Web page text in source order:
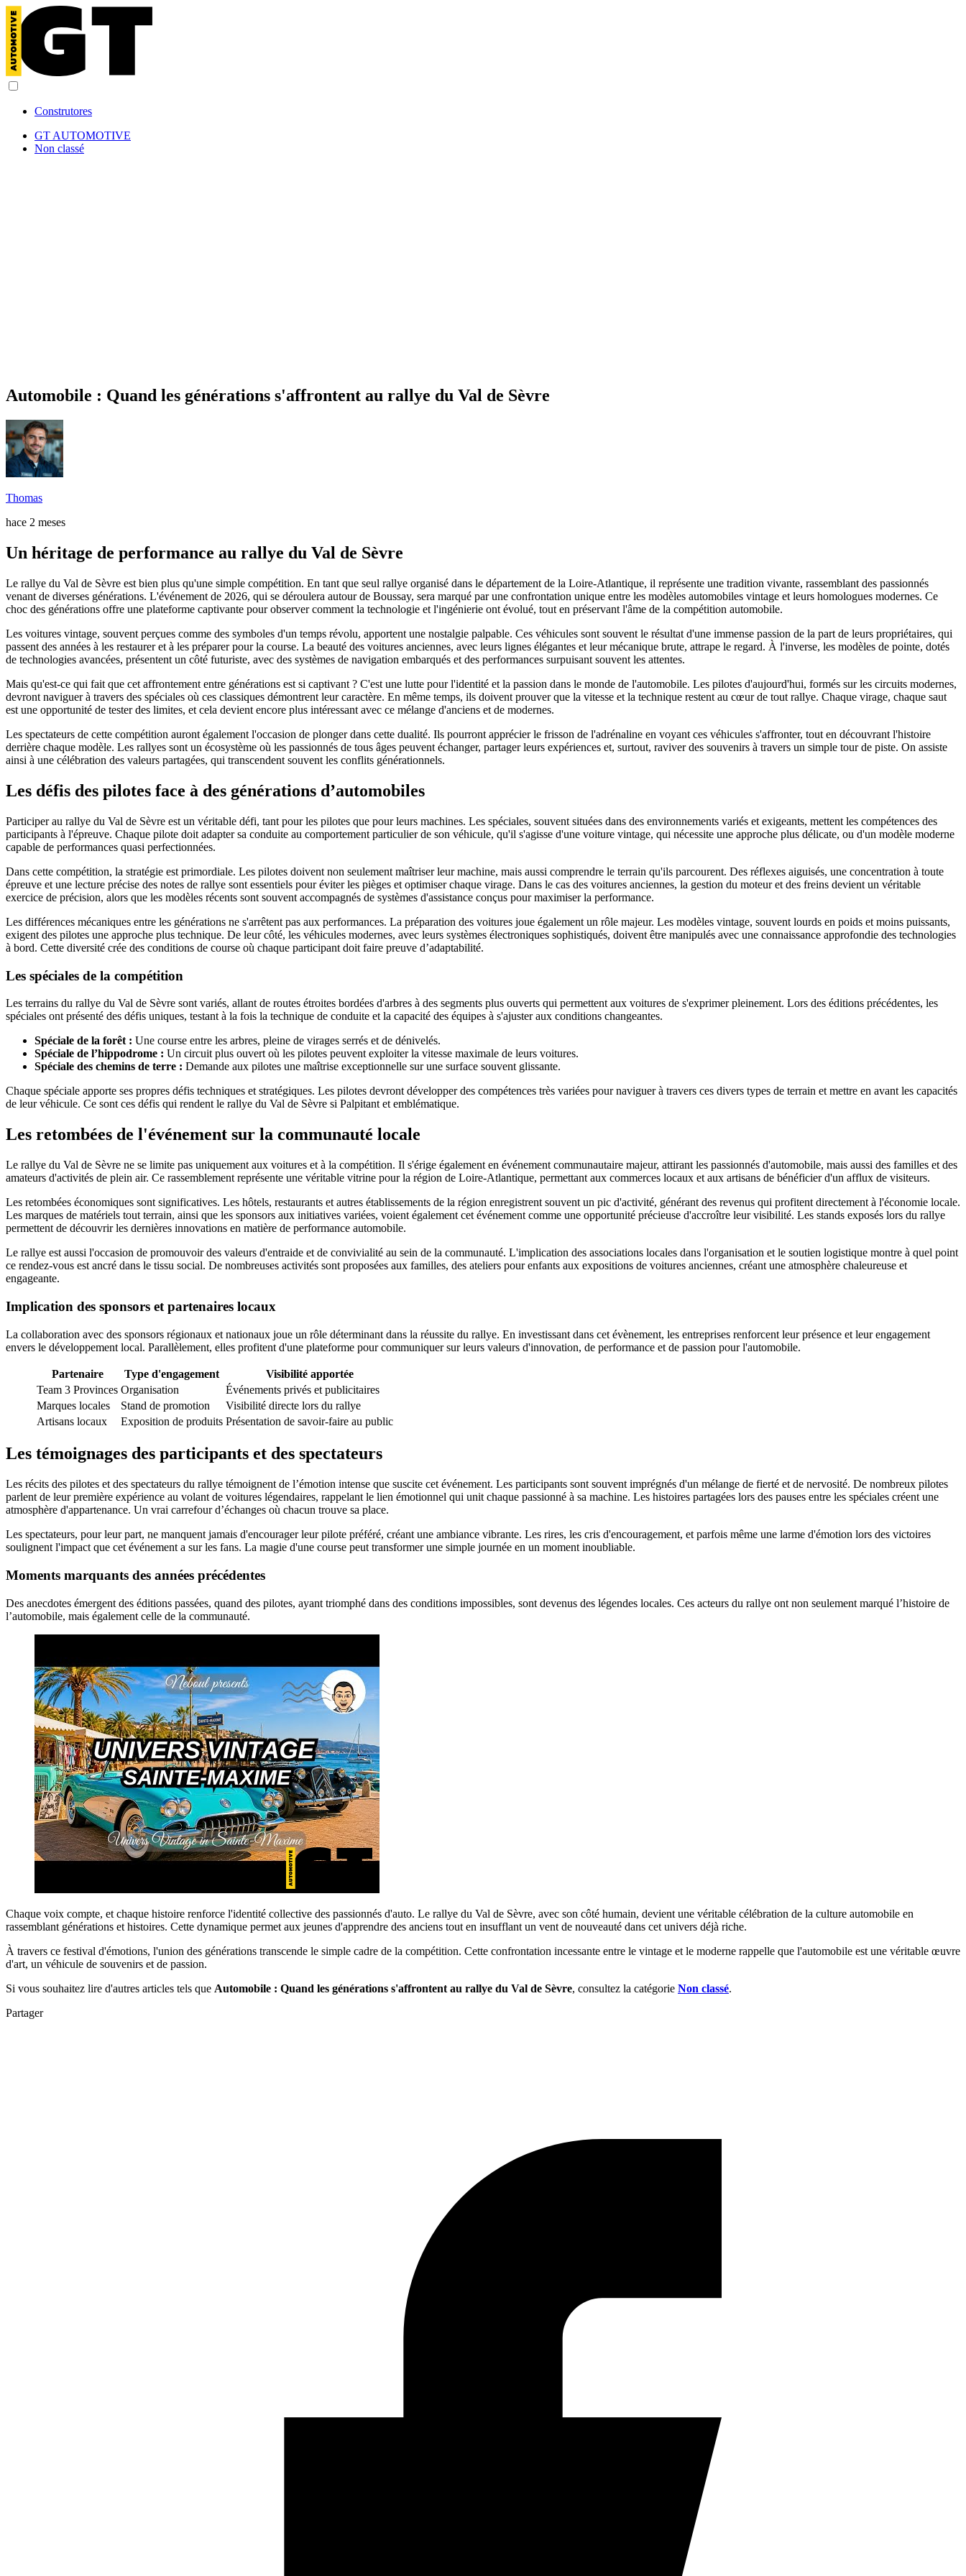
Construtores
GT AUTOMOTIVE
Non classé
Automobile : Quand les générations s'affrontent au rallye du Val de Sèvre
Thomas
hace 2 meses
Un héritage de performance au rallye du Val de Sèvre
Le rallye du Val de Sèvre est bien plus qu'une simple compétition. En tant que seul rallye organisé dans le département de la Loire-Atlantique, il représente une tradition vivante, rassemblant des passionnés
venant de diverses générations. L'événement de 2026, qui se déroulera autour de Boussay, sera marqué par une confrontation unique entre les modèles automobiles vintage et leurs homologues modernes. Ce
choc des générations offre une plateforme captivante pour observer comment la technologie et l'ingénierie ont évolué, tout en préservant l'âme de la compétition automobile.
Les voitures vintage, souvent perçues comme des symboles d'un temps révolu, apportent une nostalgie palpable. Ces véhicules sont souvent le résultat d'une immense passion de la part de leurs propriétaires, qui
passent des années à les restaurer et à les préparer pour la course. La beauté des voitures anciennes, avec leurs lignes élégantes et leur mécanique brute, attrape le regard. À l'inverse, les modèles de pointe, dotés
de technologies avancées, présentent un côté futuriste, avec des systèmes de navigation embarqués et des performances surpuisant souvent les attentes.
Mais qu'est-ce qui fait que cet affrontement entre générations est si captivant ? C'est une lutte pour l'identité et la passion dans le monde de l'automobile. Les pilotes d'aujourd'hui, formés sur les circuits modernes,
devront naviguer à travers des spéciales où ces classiques démontrent leur caractère. En même temps, ils doivent prouver que la vitesse et la technique restent au cœur de tout rallye. Chaque virage, chaque saut
est une opportunité de tester des limites, et cela devient encore plus intéressant avec ce mélange d'anciens et de modernes.
Les spectateurs de cette compétition auront également l'occasion de plonger dans cette dualité. Ils pourront apprécier le frisson de l'adrénaline en voyant ces véhicules s'affronter, tout en découvrant l'histoire
derrière chaque modèle. Les rallyes sont un écosystème où les passionnés de tous âges peuvent échanger, partager leurs expériences et, surtout, raviver des souvenirs à travers un simple tour de piste. On assiste
ainsi à une célébration des valeurs partagées, qui transcendent souvent les conflits générationnels.
Les défis des pilotes face à des générations d’automobiles
Participer au rallye du Val de Sèvre est un véritable défi, tant pour les pilotes que pour leurs machines. Les spéciales, souvent situées dans des environnements variés et exigeants, mettent les compétences des
participants à l'épreuve. Chaque pilote doit adapter sa conduite au comportement particulier de son véhicule, qu'il s'agisse d'une voiture vintage, qui nécessite une approche plus délicate, ou d'un modèle moderne
capable de performances quasi perfectionnées.
Dans cette compétition, la stratégie est primordiale. Les pilotes doivent non seulement maîtriser leur machine, mais aussi comprendre le terrain qu'ils parcourent. Des réflexes aiguisés, une concentration à toute
épreuve et une lecture précise des notes de rallye sont essentiels pour éviter les pièges et optimiser chaque virage. Dans le cas des voitures anciennes, la gestion du moteur et des freins devient un véritable
exercice de précision, alors que les modèles récents sont souvent accompagnés de systèmes d'assistance conçus pour maximiser la performance.
Les différences mécaniques entre les générations ne s'arrêtent pas aux performances. La préparation des voitures joue également un rôle majeur. Les modèles vintage, souvent lourds en poids et moins puissants,
exigent des pilotes une approche plus technique. De leur côté, les véhicules modernes, avec leurs systèmes électroniques sophistiqués, doivent être manipulés avec une connaissance approfondie des technologies
à bord. Cette diversité crée des conditions de course où chaque participant doit faire preuve d’adaptabilité.
Les spéciales de la compétition
Les terrains du rallye du Val de Sèvre sont variés, allant de routes étroites bordées d'arbres à des segments plus ouverts qui permettent aux voitures de s'exprimer pleinement. Lors des éditions précédentes, les
spéciales ont présenté des défis uniques, testant à la fois la technique de conduite et la capacité des équipes à s'ajuster aux conditions changeantes.
Spéciale de la forêt : Une course entre les arbres, pleine de virages serrés et de dénivelés.
Spéciale de l’hippodrome : Un circuit plus ouvert où les pilotes peuvent exploiter la vitesse maximale de leurs voitures.
Spéciale des chemins de terre : Demande aux pilotes une maîtrise exceptionnelle sur une surface souvent glissante.
Chaque spéciale apporte ses propres défis techniques et stratégiques. Les pilotes devront développer des compétences très variées pour naviguer à travers ces divers types de terrain et mettre en avant les capacités
de leur véhicule. Ce sont ces défis qui rendent le rallye du Val de Sèvre si Palpitant et emblématique.
Les retombées de l'événement sur la communauté locale
Le rallye du Val de Sèvre ne se limite pas uniquement aux voitures et à la compétition. Il s'érige également en événement communautaire majeur, attirant les passionnés d'automobile, mais aussi des familles et des
amateurs d'activités de plein air. Ce rassemblement représente une véritable vitrine pour la région de Loire-Atlantique, permettant aux commerces locaux et aux artisans de bénéficier d'un afflux de visiteurs.
Les retombées économiques sont significatives. Les hôtels, restaurants et autres établissements de la région enregistrent souvent un pic d'activité, générant des revenus qui profitent directement à l'économie locale.
Les marques de matériels tout terrain, ainsi que les sponsors aux initiatives variées, voient également cet événement comme une opportunité précieuse d'accroître leur visibilité. Les stands exposés lors du rallye
permettent de découvrir les dernières innovations en matière de performance automobile.
Le rallye est aussi l'occasion de promouvoir des valeurs d'entraide et de convivialité au sein de la communauté. L'implication des associations locales dans l'organisation et le soutien logistique montre à quel point
ce rendez-vous est ancré dans le tissu social. De nombreuses activités sont proposées aux familles, des ateliers pour enfants aux expositions de voitures anciennes, créant une atmosphère chaleureuse et
engageante.
Implication des sponsors et partenaires locaux
La collaboration avec des sponsors régionaux et nationaux joue un rôle déterminant dans la réussite du rallye. En investissant dans cet évènement, les entreprises renforcent leur présence et leur engagement
envers le développement local. Parallèlement, elles profitent d'une plateforme pour communiquer sur leurs valeurs d'innovation, de performance et de passion pour l'automobile.
Partenaire Type d'engagement
Visibilité apportée
Team 3 Provinces Organisation
Événements privés et publicitaires
Marques locales
Stand de promotion
Visibilité directe lors du rallye
Artisans locaux
Exposition de produits Présentation de savoir-faire au public
Les témoignages des participants et des spectateurs
Les récits des pilotes et des spectateurs du rallye témoignent de l’émotion intense que suscite cet événement. Les participants sont souvent imprégnés d'un mélange de fierté et de nervosité. De nombreux pilotes
parlent de leur première expérience au volant de voitures légendaires, rappelant le lien émotionnel qui unit chaque passionné à sa machine. Les histoires partagées lors des pauses entre les spéciales créent une
atmosphère d'appartenance. Un vrai carrefour d’échanges où chacun trouve sa place.
Les spectateurs, pour leur part, ne manquent jamais d'encourager leur pilote préféré, créant une ambiance vibrante. Les rires, les cris d'encouragement, et parfois même une larme d'émotion lors des victoires
soulignent l'impact que cet événement a sur les fans. La magie d'une course peut transformer une simple journée en un moment inoubliable.
Moments marquants des années précédentes
Des anecdotes émergent des éditions passées, quand des pilotes, ayant triomphé dans des conditions impossibles, sont devenus des légendes locales. Ces acteurs du rallye ont non seulement marqué l’histoire de
l’automobile, mais également celle de la communauté.
Chaque voix compte, et chaque histoire renforce l'identité collective des passionnés d'auto. Le rallye du Val de Sèvre, avec son côté humain, devient une véritable célébration de la culture automobile en
rassemblant générations et histoires. Cette dynamique permet aux jeunes d'apprendre des anciens tout en insufflant un vent de nouveauté dans cet univers déjà riche.
À travers ce festival d'émotions, l'union des générations transcende le simple cadre de la compétition. Cette confrontation incessante entre le vintage et le moderne rappelle que l'automobile est une véritable œuvre
d'art, un véhicule de souvenirs et de passion.
Si vous souhaitez lire d'autres articles tels que Automobile : Quand les générations s'affrontent au rallye du Val de Sèvre, consultez la catégorie Non classé.
Partager